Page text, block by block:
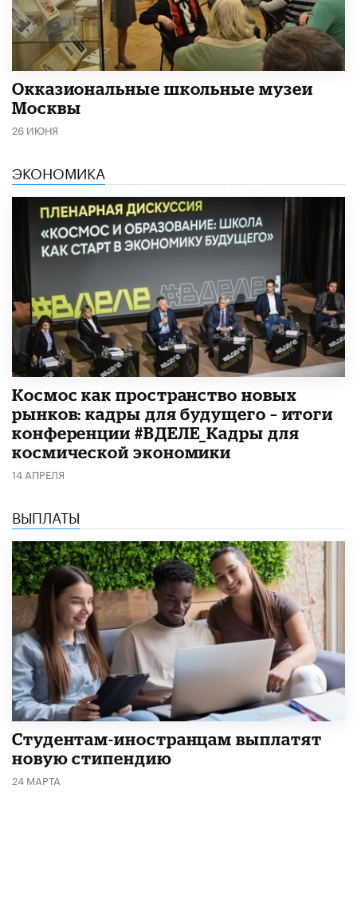
​Окказиональные школьные музеи
Москвы
26 ИЮНЯ
ЭКОНОМИКА
Космос как пространство новых
рынков: кадры для будущего – итоги
конференции #ВДЕЛЕ_Кадры для
космической экономики
14 АПРЕЛЯ
ВЫПЛАТЫ
Студентам-иностранцам выплатят
новую стипендию
24 МАРТА